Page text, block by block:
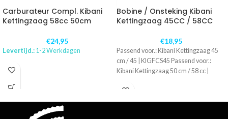
Carburateur Compl. Kibani
Kettingzaag 58cc 50cm
€24,95
Levertijd.: 1-2 Werkdagen
Bobine / Onsteking Kibani
Kettingzaag 45CC / 58CC
€18,95
Passend voor.: Kibani Kettingzaag 45
cm / 45 | KIGFCS45 Passend voor.:
Kibani Kettingzaag 50 cm / 58 cc |